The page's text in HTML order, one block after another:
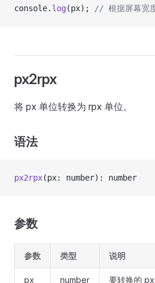
console. log (px); // 根据屏幕宽
px2rpx
将 px 单位转换为 rpx 单位。
语法
px2rpx(px: number): number
参数
参数 类型 说明
px number 要转换的